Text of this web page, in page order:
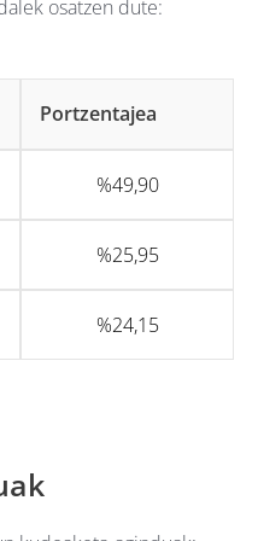
osatzen dute:
Portzentajea
%49,90
%25,95
%24,15